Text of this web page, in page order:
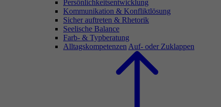
Persönlichkeitsentwicklung
Kommunikation & Konfliktlösung
Sicher auftreten & Rhetorik
Seelische Balance
Farb- & Typberatung
Alltagskompetenzen Auf- oder Zuklappen